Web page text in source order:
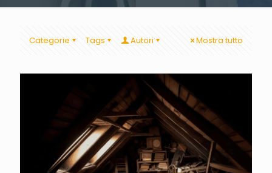
Categorie Tags Autori Mostra tutto